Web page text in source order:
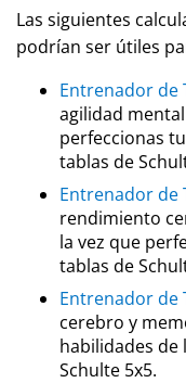
Las siguientes
podrían ser útiles
Entrenador de
agilidad
perfeccionas
tablas de
Entrenador de
rendimiento
la vez que
tablas de
Entrenador de
cerebro y
habilidades de
Schulte 5x5.